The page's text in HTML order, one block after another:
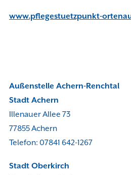
www.pflegestuetzpunkt-
Außenstelle Achern-Renchtal
Stadt Achern
Illenauer Allee 73
77855 Achern
Telefon: 07841 642-1267
Stadt Oberkirch